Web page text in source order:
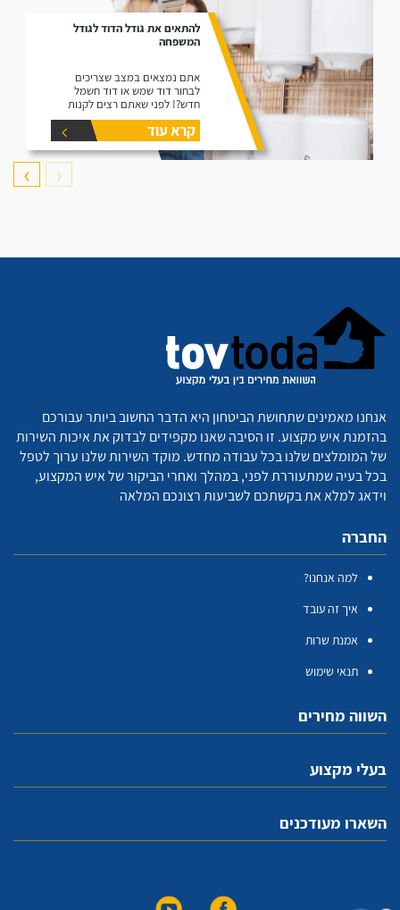
להתאים את גודל הדוד לגודל
המשפחה
אתם נמצאים במצב שצריכים
לבחור דוד שמש או דוד חשמל
חדש?! לפני שאתם רצים לקנות
דוד תקרו את המאמר זה הוא נותן
את המידע הפורט על נפחים שונים
של דודים ואיזה דוד הכי יתאים
עבורכם.
קרא עוד
❮
❯
אנחנו מאמינים שתחושת הביטחון היא הדבר החשוב ביותר עבורכם
בהזמנת איש מקצוע. זו הסיבה שאנו מקפידים לבדוק את איכות השירות
של המומלצים שלנו בכל עבודה מחדש. מוקד השירות שלנו ערוך לטפל
בכל בעיה שמתעוררת לפני, במהלך ואחרי הביקור של איש המקצוע,
וידאג למלא את בקשתכם לשביעות רצונכם המלאה
החברה
למה אנחנו?
איך זה עובד
אמנת שרות
תנאי שימוש
השווה מחירים
בעלי מקצוע
השארו מעודכנים